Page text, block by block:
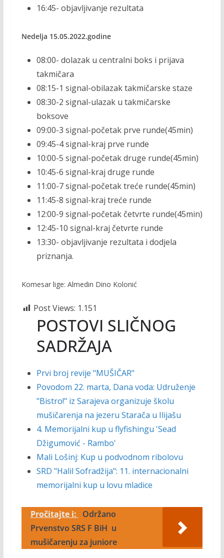
16:45- objavljivanje rezultata
Nedelja 15.05.2022.godine
08:00- dolazak u centralni boks i prijava
takmičara
08:15-1 signal-obilazak takmičarske staze
08:30-2 signal-ulazak u takmičarske
boksove
09:00-3 signal-početak prve runde(45min)
09:45-4 signal-kraj prve runde
10:00-5 signal-početak druge runde(45min)
10:45-6 signal-kraj druge runde
11:00-7 signal-početak treće runde(45min)
11:45-8 signal-kraj treće runde
12:00-9 signal-početak četvrte runde(45min)
12:45-10 signal-kraj četvrte runde
13:30- objavljivanje rezultata i dodjela
priznanja.
Komesar lige: Almedin Dino Kolonić
Post Views: 1.151
POSTOVI SLIČNOG
SADRŽAJA
Prvi broj revije "MUŠIČAR"
Povodom 22. marta, Dana voda: Udruženje
"Bistro!" iz Sarajeva organizuje školu
mušičarenja na jezeru Starača u Ilijašu
4. Memorijalni kup u flyfishingu 'Sead
Džigumović - Rambo'
Mali Lošinj: Kup u podvodnom ribolovu
SRD "Halil Sofradžija": 11. internacionalni
memorijalni kup u lovu mladice
Pročitajte i:
Održano
Prvenstvo SRS F BiH u
mušičarenju za juniore